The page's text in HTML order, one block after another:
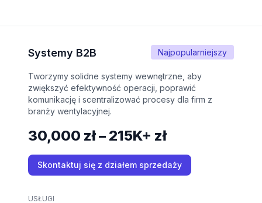
Najpopularniejszy
Systemy B2B
Tworzymy solidne systemy wewnętrzne, aby
zwiększyć efektywność operacji, poprawić
komunikację i scentralizować procesy dla firm z
branży wentylacyjnej.
30,000 zł – 215K+ zł
Skontaktuj się z działem sprzedaży
USŁUGI